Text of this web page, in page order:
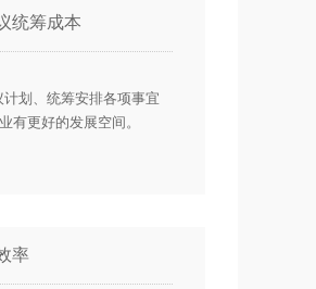
统筹成本
划、统筹安排各项事宜
有更好的发展空间。
率